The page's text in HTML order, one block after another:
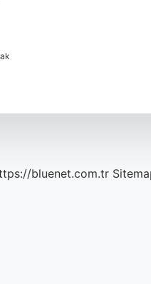
bluenet.com.tr